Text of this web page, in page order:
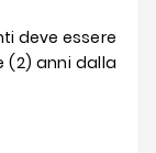
deve essere
(2) anni dalla